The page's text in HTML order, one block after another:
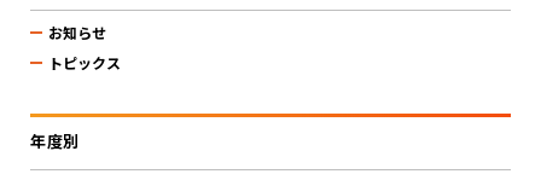
お知らせ
トピックス
年度別